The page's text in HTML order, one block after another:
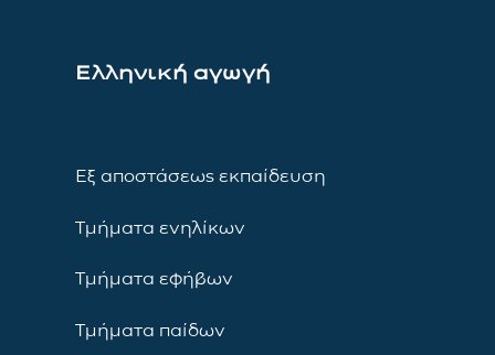
Ελληνική αγωγή
Εξ αποστάσεως εκπαίδευση
Τμήματα ενηλίκων
Τμήματα εφήβων
Τμήματα παίδων